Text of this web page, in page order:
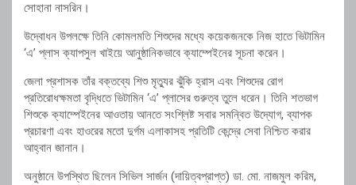
সোহানা নাসরিন।
উদ্বোধন উপলক্ষে তিনি কোমলমতি শিশুদের মধ্যে কয়েকজনকে নিজ হাতে ভিটামিন
‘এ’ প্লাস ক্যাপসুল খাইয়ে আনুষ্ঠানিকভাবে ক্যাম্পেইনের সূচনা করেন।
জেলা প্রশাসক তাঁর বক্তব্যে শিশু মৃত্যুর ঝুঁকি হ্রাস এবং শিশুদের রোগ
প্রতিরোধক্ষমতা বৃদ্ধিতে ভিটামিন ‘এ’ প্লাসের গুরুত্ব তুলে ধরেন। তিনি শতভাগ
শিশুকে ক্যাম্পেইনের আওতায় আনতে সংশ্লিষ্ট সবার সমন্বিত উদ্যোগ, ব্যাপক
প্রচারণা এবং হাওরের মতো দুর্গম এলাকাসহ প্রতিটি কেন্দ্রে সেবা নিশ্চিত করার
আহ্বান জানান।
অনুষ্ঠানে উপস্থিত ছিলেন সিভিল সার্জন (দায়িত্বপ্রাপ্ত) ডা. মো. নাজমুল করিম,